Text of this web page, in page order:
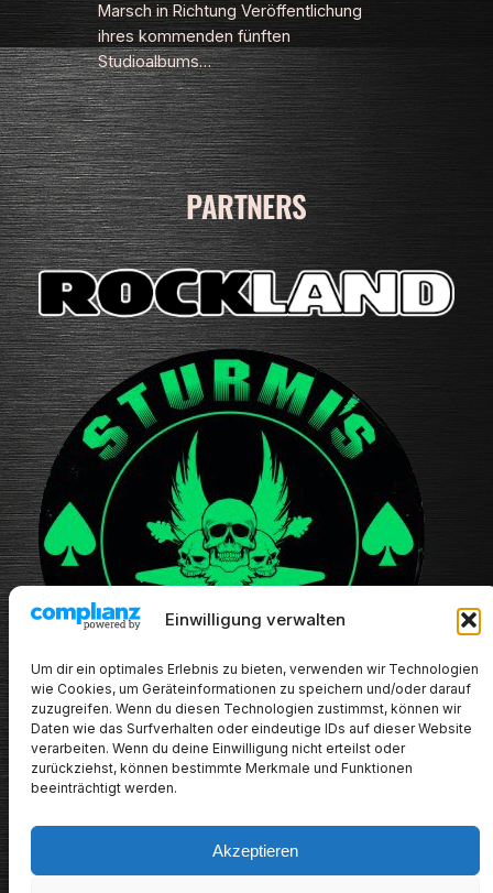
Einwilligung verwalten
Um dir ein optimales Erlebnis zu bieten, verwenden wir Technologien
wie Cookies, um Geräteinformationen zu speichern und/oder darauf
zuzugreifen. Wenn du diesen Technologien zustimmst, können wir
Daten wie das Surfverhalten oder eindeutige IDs auf dieser Website
verarbeiten. Wenn du deine Einwilligung nicht erteilst oder
zurückziehst, können bestimmte Merkmale und Funktionen
beeinträchtigt werden.
Akzeptieren
Marsch in Richtung Veröffentlichung
ihres kommenden fünften
Studioalbums…
PARTNERS
METALHEADs new stuff